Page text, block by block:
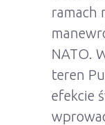
ramach
NATO.
teren
efekcie